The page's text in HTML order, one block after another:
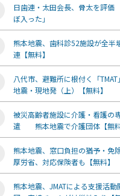
日歯連・太田会長、骨太を評
ぼ入った」
熊本地震、歯科診52施設が
連【無料】
八代市、避難所に根付く「
地震・現地発（上）【無料】
被災高齢者施設に介護・看護の
遣 熊本地震で介護団体【無料
熊本地震、窓口負担の猶予・
厚労省、対応保険者も【無料】
熊本地震、JMATによる支援